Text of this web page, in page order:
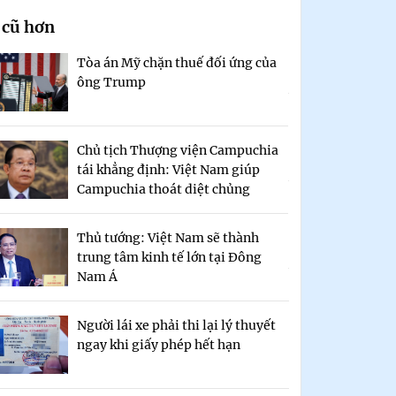
hơn
Tòa án Mỹ chặn thuế đối ứng của
ông Trump
Chủ tịch Thượng viện Campuchia
tái khẳng định: Việt Nam giúp
Campuchia thoát diệt chủng
Thủ tướng: Việt Nam sẽ thành
trung tâm kinh tế lớn tại Đông
Nam Á
Người lái xe phải thi lại lý thuyết
ngay khi giấy phép hết hạn